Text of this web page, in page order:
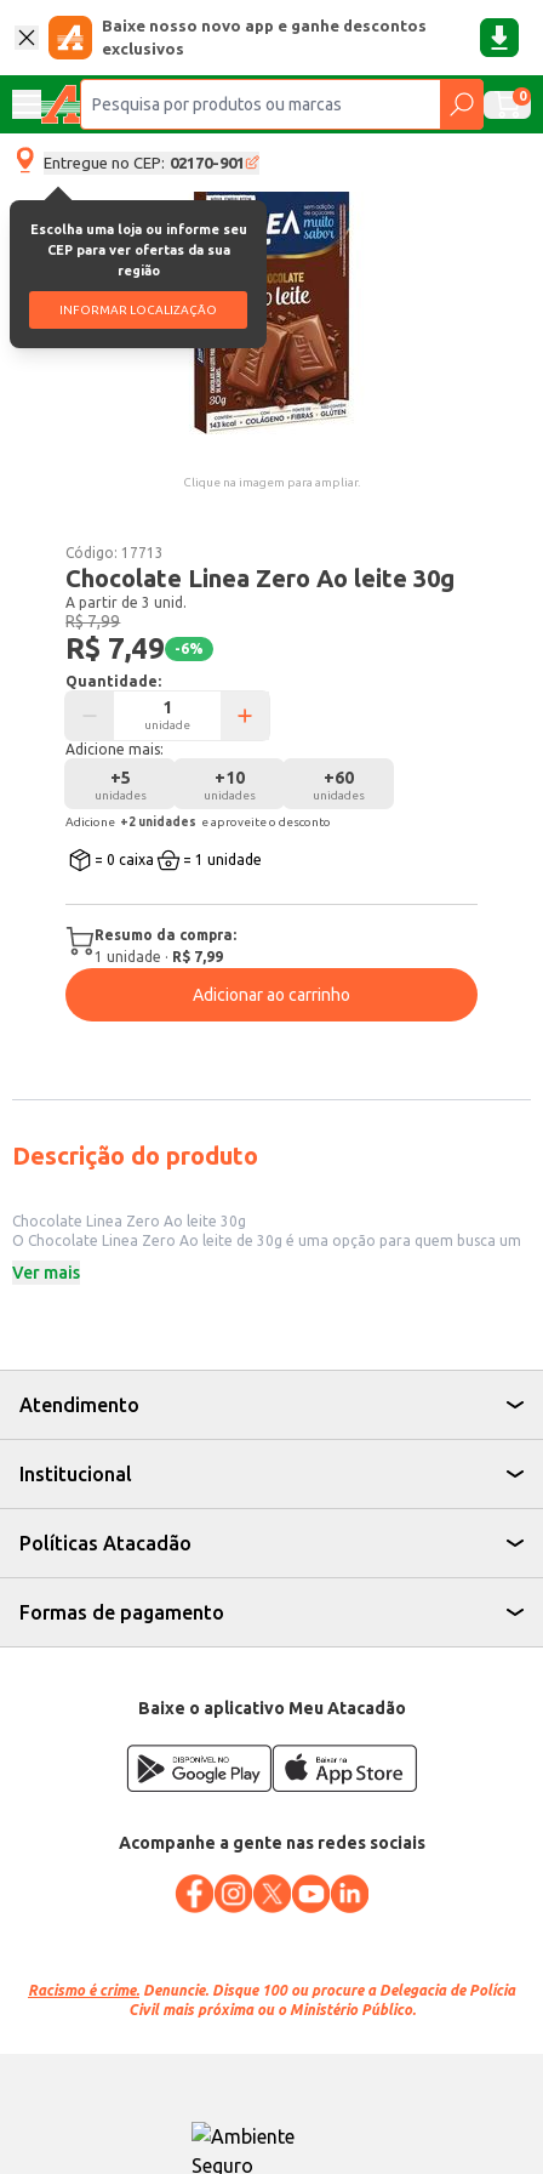
Baixe nosso novo app e ganhe descontos
exclusivos
0
Entregue no CEP: 02170-901
Escolha uma loja ou informe seu
CEP para ver ofertas da sua
região
INFORMAR LOCALIZAÇÃO
Clique na imagem para ampliar.
Código: 17713
Chocolate Linea Zero Ao leite 30g
A partir de 3 unid.
R$ 7,99
R$ 7,49 -6%
Quantidade:
unidade
Adicione mais:
+5
unidades
+10
unidades
+60
unidades
Adicione +2 unidades e aproveite o desconto
= 0 caixa = 1 unidade
Resumo da compra:
1 unidade · R$ 7,99
Adicionar ao carrinho
Descrição do produto
Chocolate Linea Zero Ao leite 30g
O Chocolate Linea Zero Ao leite de 30g é uma opção para quem busca um
está em busca de uma alimentação com restrições ou para quem deseja um
Ideal para quem busca uma alternativa ao chocolate tradicional.
O Chocolate Linea Zero Ao leite 30g é uma escolha que combina sabor e
praticidade, atendendo às necessidades de quem busca opções com menos
Ver mais
Atendimento
Institucional
Políticas Atacadão
Formas de pagamento
Baixe o aplicativo Meu Atacadão
Acompanhe a gente nas redes sociais
Racismo é crime. Denuncie. Disque 100 ou procure a Delegacia de Polícia
Civil mais próxima ou o Ministério Público.